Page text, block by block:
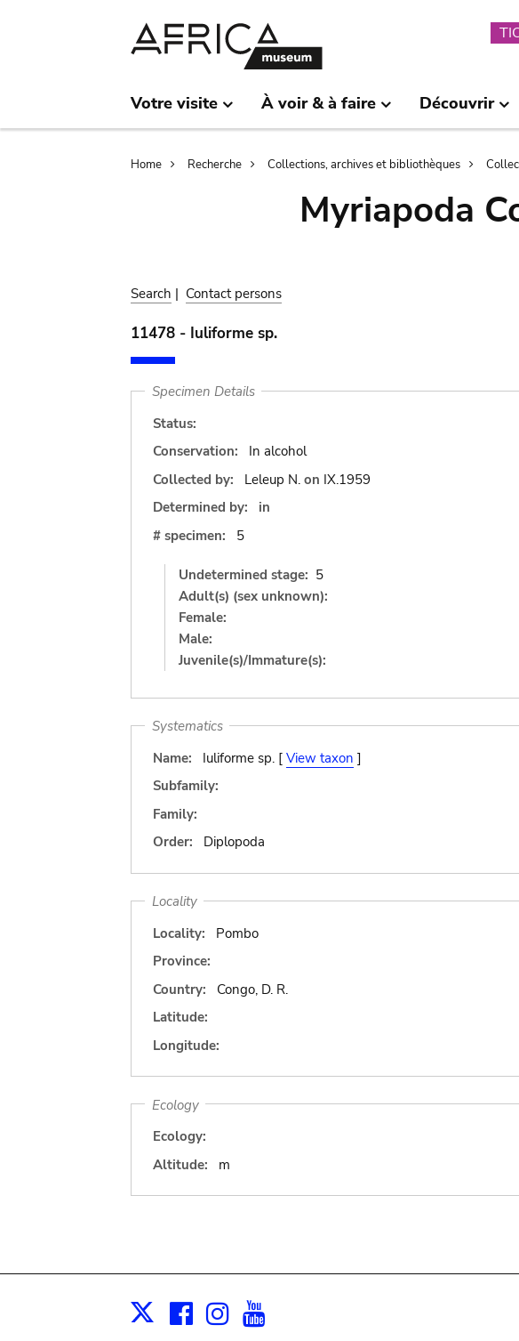
Votre visite À voir & à faire Découvrir
Breadcrumb
Home Recherche Collections, archives et bibliothèques
Myriapoda
Search | Contact persons
11478 - Iuliforme sp.
Specimen Details
Status:
Conservation:
In alcohol
Collected by:
Leleup N. on IX.1959
Determined by:
in
# specimen:
5
Undetermined stage: 5
Adult(s) (sex unknown):
Female:
Male:
Juvenile(s)/Immature(s):
Systematics
Name:
Iuliforme sp. [ View taxon ]
Subfamily:
Family:
Order:
Diplopoda
Locality
Locality:
Pombo
Province:
Country:
Congo, D. R.
Latitude:
Longitude:
Ecology
Ecology:
Altitude:
m
X Facebook
Instagram